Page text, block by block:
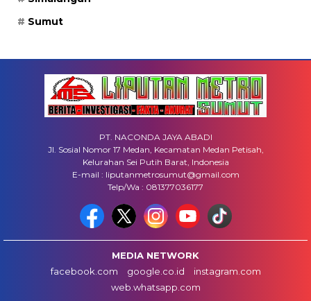
Sumut
PT. NACONDA JAYA ABADI
Jl. Sosial Nomor 17 Medan, Kecamatan Medan Petisah,
Kelurahan Sei Putih Barat, Indonesia
E-mail : liputanmetrosumut@gmail.com
Telp/Wa : 081377036177
MEDIA NETWORK
facebook.com
google.co.id
instagram.com
web.whatsapp.com